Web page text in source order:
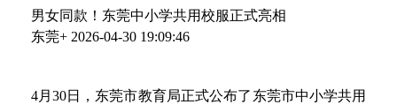
男女同款！东莞中小学共用校服正式亮相
东莞+ 2026-04-30 19:09:46
4月30日，东莞市教育局正式公布了东莞市中小学共用